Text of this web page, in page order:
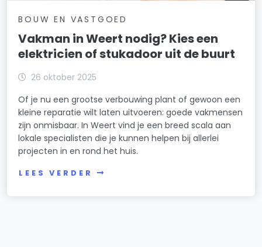
BOUW EN VASTGOED
Vakman in Weert nodig? Kies een
elektricien of stukadoor uit de buurt
26 oktober 2025
Of je nu een grootse verbouwing plant of gewoon een
kleine reparatie wilt laten uitvoeren: goede vakmensen
zijn onmisbaar. In Weert vind je een breed scala aan
lokale specialisten die je kunnen helpen bij allerlei
projecten in en rond het huis.
LEES VERDER